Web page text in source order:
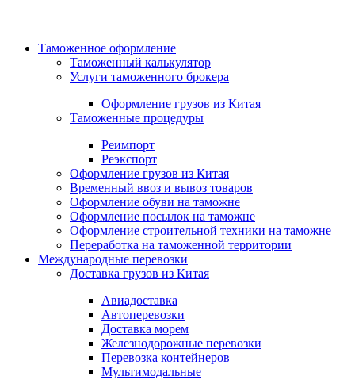
Таможенное оформление
Таможенный калькулятор
Услуги таможенного брокера
Оформление грузов из Китая
Таможенные процедуры
Реимпорт
Реэкспорт
Оформление грузов из Китая
Временный ввоз и вывоз товаров
Оформление обуви на таможне
Оформление посылок на таможне
Оформление строительной техники на таможне
Переработка на таможенной территории
Международные перевозки
Доставка грузов из Китая
Авиадоставка
Автоперевозки
Доставка морем
Железнодорожные перевозки
Перевозка контейнеров
Мультимодальные